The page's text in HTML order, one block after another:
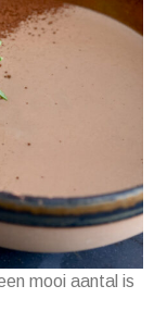
mooi aantal is